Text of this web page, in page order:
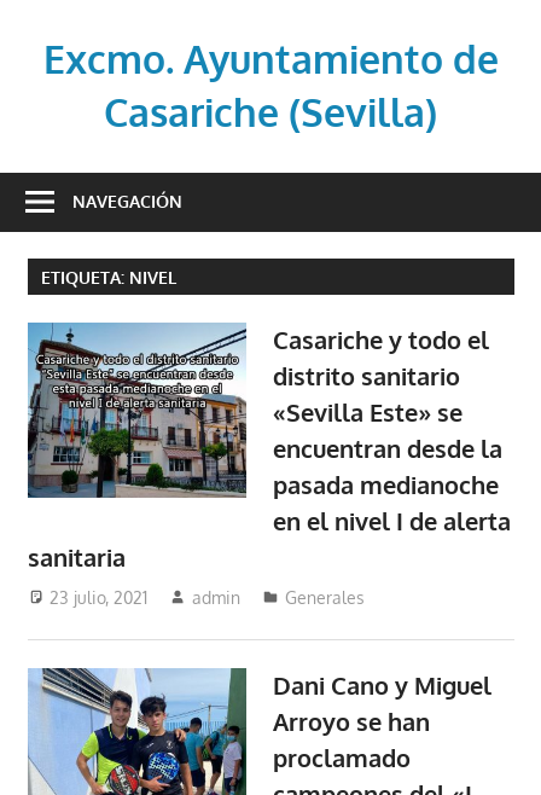
contenidoExcmo. Ayuntamiento de
Casariche (Sevilla)
oficial
Ayuntamiento
de
Casariche
(Sevilla)
NAVEGACIÓN
ETIQUETA: NIVEL
Casariche y todo el
distrito sanitario
«Sevilla Este» se
encuentran desde la
pasada medianoche
en el nivel I de alerta
sanitaria
23 julio, 2021 admin Generales
Dani Cano y Miguel
Arroyo se han
proclamado